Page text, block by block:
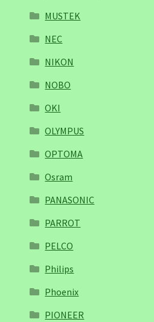
MUSTEK
NEC
NIKON
NOBO
OKI
OLYMPUS
OPTOMA
Osram
PANASONIC
PARROT
PELCO
Philips
Phoenix
PIONEER